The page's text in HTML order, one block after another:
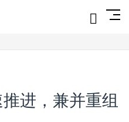
进，兼并重组